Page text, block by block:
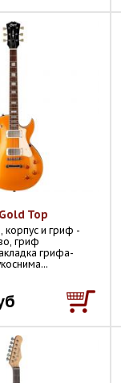
Top
корпус и гриф -
гриф
грифа-